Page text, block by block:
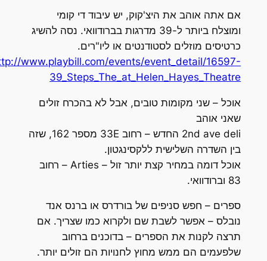
אם אתה אוהב את היצ'קוק, יש עיבוד די קומי
ומוצלח ביותר ל-39 מדרגות בברודוואי. נסה להשיג
כרטיסים מוזלים לסטודנטים או ליו"רים.
http://www.playbill.com/events/event_detail/16597-
39_Steps_The_at_Helen_Hayes_Theatre
אוכל – שני מקומות טובים, אבל לא בהכרח זולים
שאני אוהב
2nd ave deli החדש – רחוב 33E מספר 162, שזה
בין השדרה השלישית ללקסינגטון.
אוכל דומה במחיר קצת יותר זול – Arties – רחוב
83 וברודוואי.
ספרים – חפש סניפים של בורדרס או ברנס אנד
נובלס – אפשר לשבת שם ולקרוא כמו שצריך. אם
תרצה לקנות את הספרים – בדוכנים ברחוב
שלפעמים הם ממש מחוץ לחנויות הם זולים יותר.